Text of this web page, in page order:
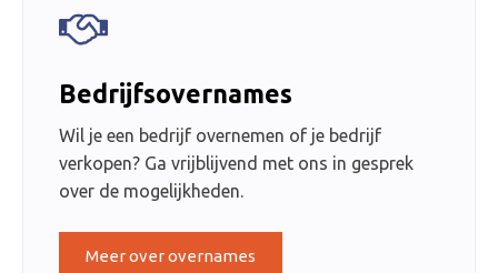
Bedrijfsovernames
Wil je een bedrijf overnemen of je bedrijf
verkopen? Ga vrijblijvend met ons in gesprek
over de mogelijkheden.
Meer over overnames